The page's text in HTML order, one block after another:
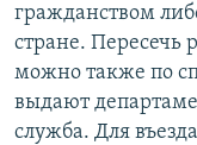
гражданством
стране. Пересечь
можно также по
выдают
служба. Для